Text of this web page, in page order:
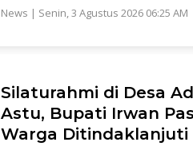
News | Senin, 3 Agustus 2026 06:25 AM
Silaturahmi di Desa
Astu, Bupati Irwan
Warga Ditindaklanjuti